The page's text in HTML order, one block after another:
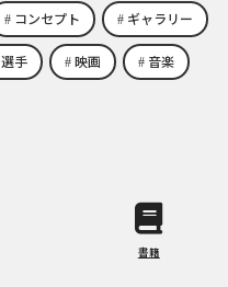
コンセプト ギャラリー
選手 映画 音楽
書籍